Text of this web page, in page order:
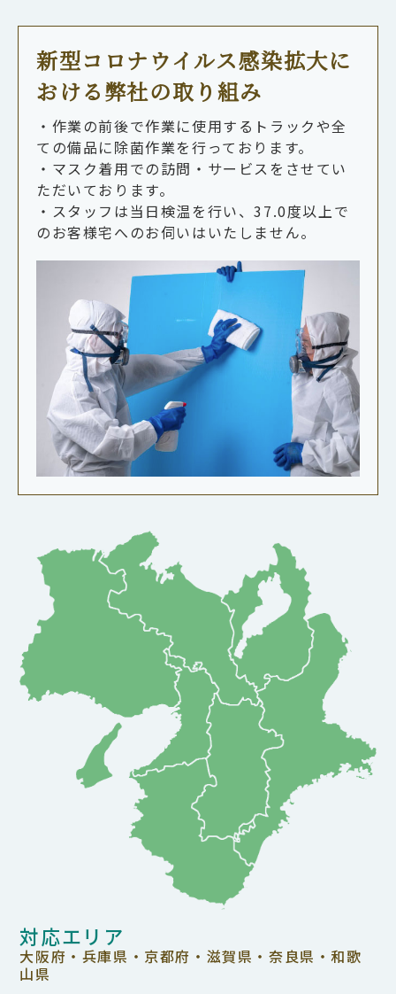
新型コロナウイルス感染拡大に
おける弊社の取り組み
・作業の前後で作業に使用するトラックや全
ての備品に除菌作業を行っております。
・マスク着用での訪問・サービスをさせてい
ただいております。
・スタッフは当日検温を行い、37.0度以上で
のお客様宅へのお伺いはいたしません。
対応エリア
大阪府・兵庫県・京都府・滋賀県・奈良県・和歌
山県